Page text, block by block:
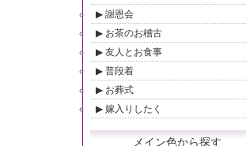
謝恩会
お茶のお稽古
友人とお食事
普段着
お葬式
嫁入りしたく
メイン色から探す